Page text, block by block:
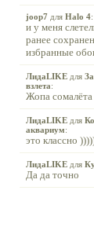
joop7 для Halo 4:
и у меня
ранее
избранные
ЛидаLIKE для
взлета:
Жопа сомалёта
ЛидаLIKE для
аквариум:
это классно
ЛидаLIKE для
Да да точно